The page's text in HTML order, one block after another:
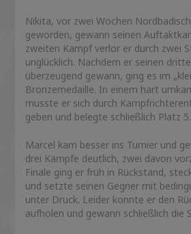
Nikita, vor zwei Wochen
geworden, gewann seinen
zweiten Kampf verlor er durch zwei
unglücklich. Nachdem er seinen
überzeugend gewann, ging es im
Bronzemedaille. In einem hart
musste er sich durch
geben und belegte schließlich Platz 5.
Marcel kam besser ins Turnier und
drei Kämpfe deutlich, zwei davon
Finale ging er früh in Rückstand,
und setzte seinen Gegner mit
unter Druck. Leider konnte er den
aufholen und gewann schließlich die